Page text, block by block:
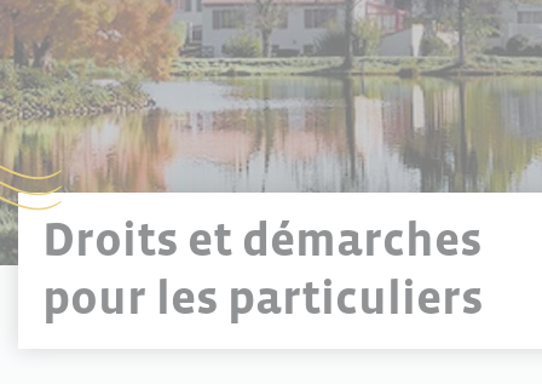
Droits et démarches
pour les particuliers